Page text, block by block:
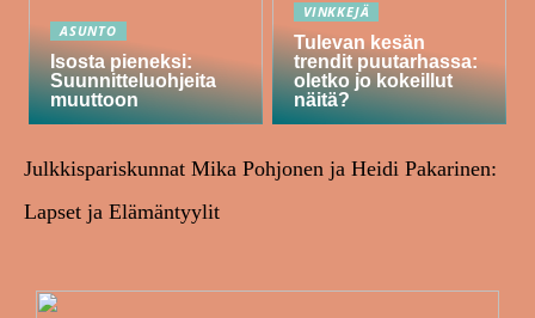
ASUNTO
Isosta pieneksi:
Suunnitteluohjeita
muuttoon
VINKKEJÄ
Tulevan kesän
trendit puutarhassa:
oletko jo kokeillut
näitä?
Julkkispariskunnat Mika Pohjonen ja Heidi Pakarinen:
Lapset ja Elämäntyylit